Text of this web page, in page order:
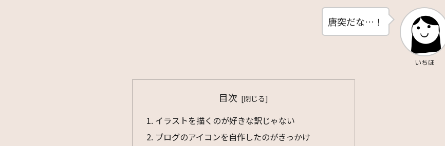
いちほ
唐突だな…！
目次
イラストを描くのが好きな訳じゃない
ブログのアイコンを自作したのがきっかけ